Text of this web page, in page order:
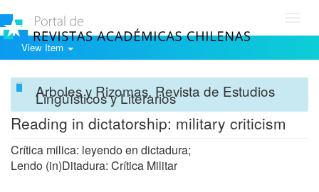
View Item
Arboles y Rizomas. Revista de Estudios
Lingüísticos y Literarios
Reading in dictatorship: military criticism
Crítica milica: leyendo en dictadura;
Lendo (in)Ditadura: Crítica Militar